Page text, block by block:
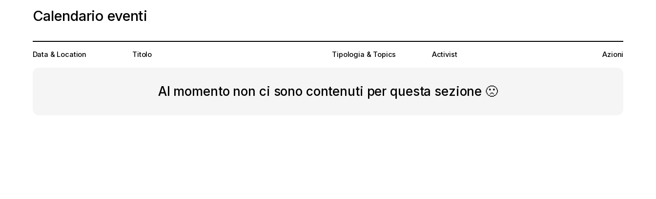
Calendario eventi
Data & Location Titolo Tipologia & Topics Activist Azioni
Al momento non ci sono contenuti per questa sezione 🙁